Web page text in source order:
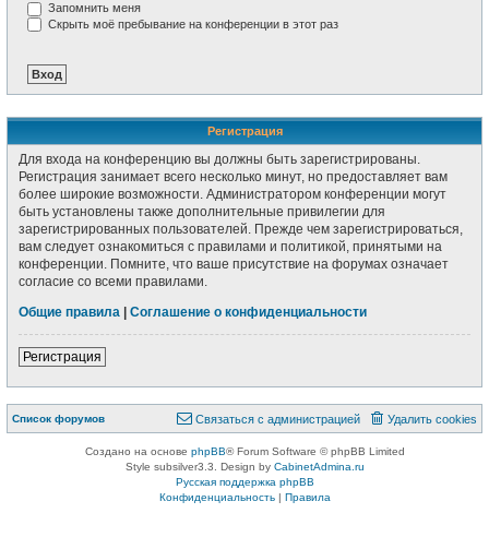
Запомнить меня
Скрыть моё пребывание на конференции в этот раз
Регистрация
Для входа на конференцию вы должны быть зарегистрированы.
Регистрация занимает всего несколько минут, но предоставляет вам
более широкие возможности. Администратором конференции могут
быть установлены также дополнительные привилегии для
зарегистрированных пользователей. Прежде чем зарегистрироваться,
вам следует ознакомиться с правилами и политикой, принятыми на
конференции. Помните, что ваше присутствие на форумах означает
согласие со всеми правилами.
Общие правила
Соглашение о конфиденциальности
Регистрация
Список форумов Удалить cookies
Связаться с администрацией
Создано на основе phpBB® Forum Software © phpBB Limited
Style subsilver3.3. Design by CabinetAdmina.ru
Русская поддержка phpBB
Конфиденциальность| Правила